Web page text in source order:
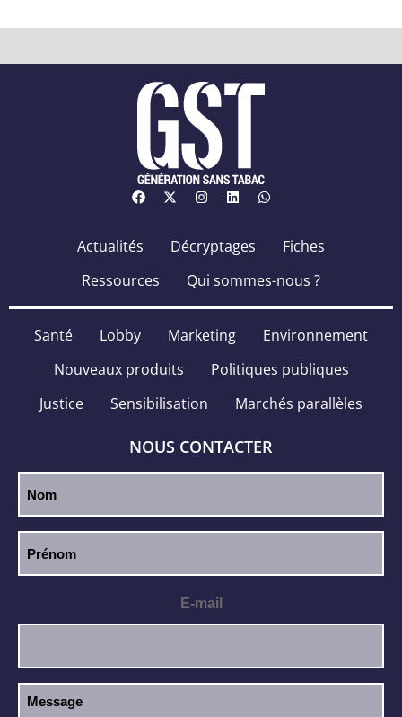
Actualités Décryptages
Fiches
Ressources
Qui sommes-nous ?
Santé Lobby Marketing
Environnement
Nouveaux produits
Politiques publiques
Justice
Sensibilisation Marchés parallèles
NOUS CONTACTER
E-mail